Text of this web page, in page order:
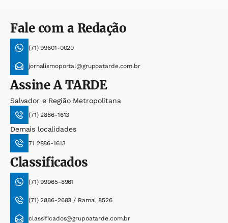
Fale com a Redação
(71) 99601-0020
jornalismoportal@grupoatarde.com.br
AssineA TARDE
Salvador e Região Metropolitana
(71) 2886-1613
Demais localidades
71 2886-1613
Classificados
(71) 99965-8961
(71) 2886-2683 / Ramal 8526
classificados@grupoatarde.com.br